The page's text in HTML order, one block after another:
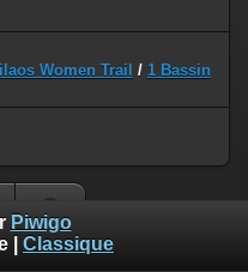
Women Trail / 1 Bassin
Piwigo
Classique